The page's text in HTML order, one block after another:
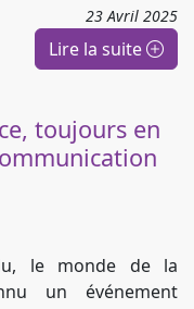
23 Avril 2025
Lire la suite
toujours en
le monde de la
un événement